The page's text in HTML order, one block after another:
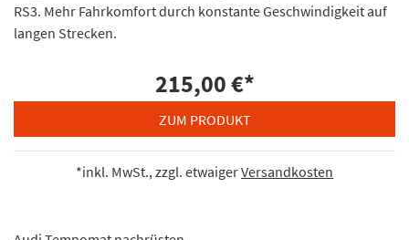
RS3. Mehr Fahrkomfort durch konstante Geschwindigkeit auf
langen Strecken.
215,00 €*
ZUM PRODUKT
*inkl. MwSt., zzgl. etwaigerVersandkosten